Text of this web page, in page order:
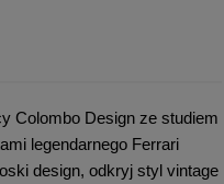
Colombo Design ze studiem
legendarnego Ferrari
design, odkryj styl vintage